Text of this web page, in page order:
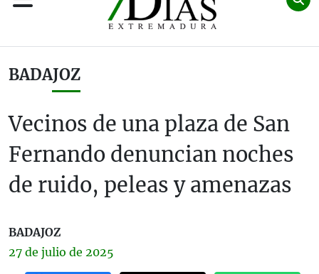
BADAJOZ
Vecinos de una plaza de San
Fernando denuncian noches
de ruido, peleas y amenazas
BADAJOZ
27 de julio de 2025